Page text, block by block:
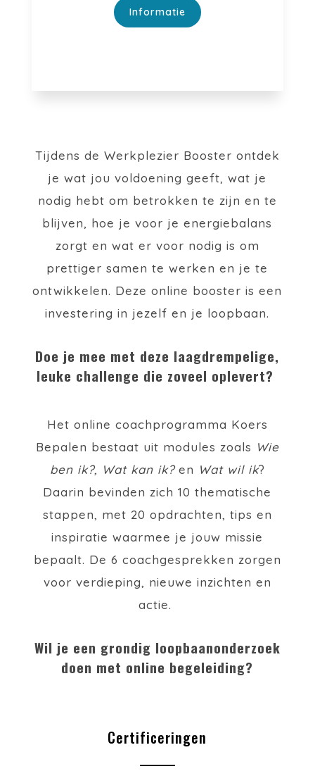
Informatie
Tijdens de Werkplezier Booster ontdek
je wat jou voldoening geeft, wat je
nodig hebt om betrokken te zijn en te
blijven, hoe je voor je energiebalans
zorgt en wat er voor nodig is om
prettiger samen te werken en je te
ontwikkelen. Deze online booster is een
investering in jezelf en je loopbaan.
Doe je mee met deze laagdrempelige,
leuke challenge die zoveel oplevert?
Het online coachprogramma Koers
Bepalen bestaat uit modules zoals Wie
ben ik?, Wat kan ik?en Wat wil ik?
Daarin bevinden zich 10 thematische
stappen, met 20 opdrachten, tips en
inspiratie waarmee je jouw missie
bepaalt. De 6 coachgesprekken zorgen
voor verdieping, nieuwe inzichten en
actie.
Wil je een grondig loopbaanonderzoek
doen met online begeleiding?
Certificeringen